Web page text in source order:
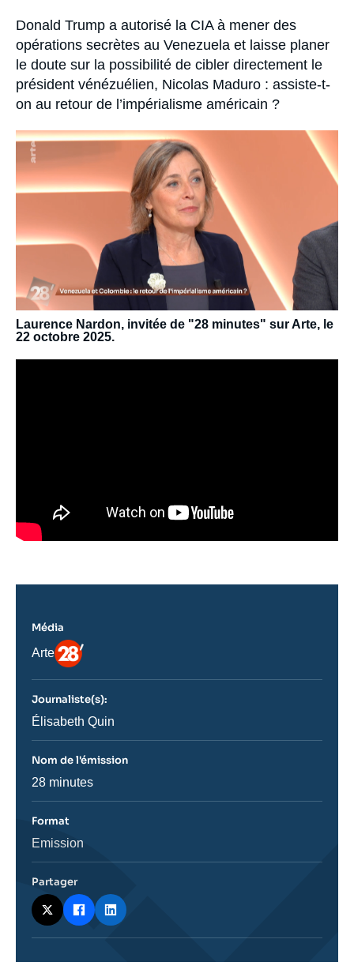
Accroche
Donald Trump a autorisé la CIA à mener des
opérations secrètes au Venezuela et laisse planer
le doute sur la possibilité de cibler directement le
président vénézuélien, Nicolas Maduro : assiste-t-
on au retour de l’impérialisme américain ?
Image
principale
médiatique
Laurence Nardon, invitée de "28 minutes" sur Arte, le
22 octobre 2025.
Média
Nom
journal,
ou
émission
Arte
Logo
Journaliste(s):
Journaliste
Élisabeth Quin
Nom de l'émission
Nom
28 minutes
Format
Catégorie
Emission
Partager